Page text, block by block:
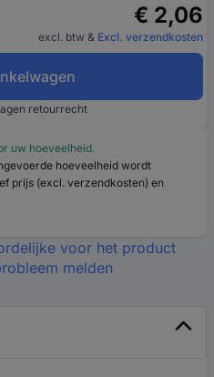
€ 2,06
excl. btw & Excl. verzendkosten
retourrecht
uw hoeveelheid.
hoeveelheid wordt
prijs (excl. verzendkosten) en
voor het product
melden